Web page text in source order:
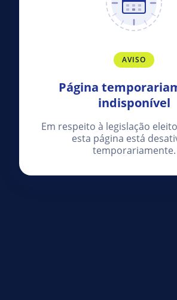
AVISO
Página
indisponível
Em respeito à legislação
esta página está
temporariamente.